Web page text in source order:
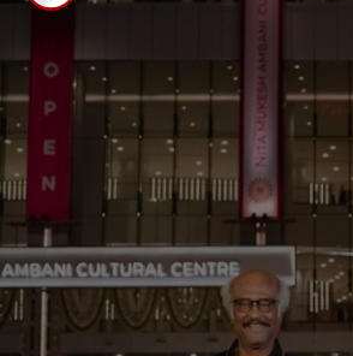
ಸಿದ್ಧಾರ್ಥ್-ಕಿಯಾರಾ
ಏಕಕಾಲಕ್ಕೆ ಸಾವಿರಾರು
ವೀಕ್ಷಿಸಬಹುದಾದ ಬಹುದೊಡ್ಡ
ಕೇಂದ್ರದ ಉದ್ಘಾಟನೆಗೆ
ಯಾರೆಲ್ಲಾ